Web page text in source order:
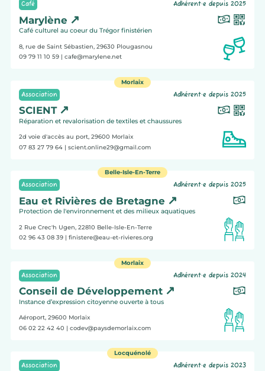
Café
Adhérent·e depuis 2025
Marylène
Café culturel au coeur du Trégor finistérien
8, rue de Saint Sébastien, 29630 Plougasnou
09 79 11 10 59| cafe@marylene.net
Morlaix
Association
Adhérent·e depuis 2025
SCIENT
Réparation et revalorisation de textiles et chaussures
2d voie d'accès au port, 29600 Morlaix
07 83 27 79 64| scient.online29@gmail.com
Belle-Isle-En-Terre
Association
Adhérent·e depuis 2025
Eau et Rivières de Bretagne
Protection de l'environnement et des milieux aquatiques
2 Rue Crec'h Ugen, 22810 Belle-Isle-En-Terre
02 96 43 08 39| finistere@eau-et-rivieres.org
Morlaix
Association
Adhérent·e depuis 2024
Conseil de Développement
Instance d’expression citoyenne ouverte à tous
Aéroport, 29600 Morlaix
06 02 22 42 40 | codev@paysdemorlaix.com
Locquénolé
Association
Adhérent·e depuis 2023